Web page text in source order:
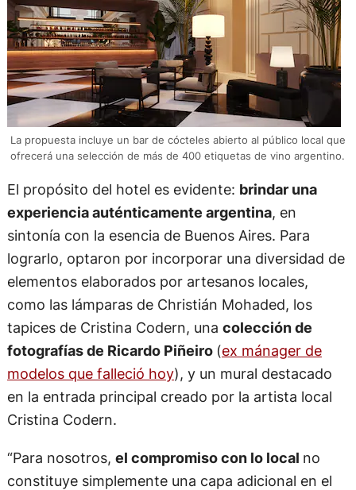
La propuesta incluye un bar de cócteles abierto al público local que
ofrecerá una selección de más de 400 etiquetas de vino argentino.
El propósito del hotel es evidente: brindar una
experiencia auténticamente argentina, en
sintonía con la esencia de Buenos Aires. Para
lograrlo, optaron por incorporar una diversidad de
elementos elaborados por artesanos locales,
como las lámparas de Christián Mohaded, los
tapices de Cristina Codern, una colección de
fotografías de Ricardo Piñeiro (ex mánager de
modelos que falleció hoy), y un mural destacado
en la entrada principal creado por la artista local
Cristina Codern.
“Para nosotros, el compromiso con lo local no
constituye simplemente una capa adicional en el